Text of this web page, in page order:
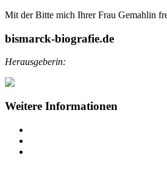
Mit der Bitte mich Ihrer Frau Gemahlin
bismarck-biografie.de
Herausgeberin:
Weitere Informationen